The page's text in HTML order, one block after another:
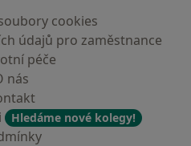
cookies
údajů pro zaměstnance
péče
nás
Hledáme nové kolegy!